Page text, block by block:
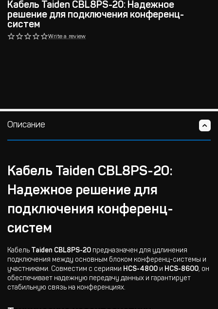
Кабель Taiden CBL8PS-20: Надежное
решение для подключения конференц-
систем
Write a review
Описание
Кабель Taiden CBL8PS-20:
Надежное решение для
подключения конференц-
систем
Кабель Taiden CBL8PS-20 предназначен для удлинения
подключения между основным блоком конференц-системы и
участниками. Совместим с сериями HCS-4800 и HCS-8600, он
обеспечивает надежную передачу данных и гарантирует
стабильную связь на конференциях.